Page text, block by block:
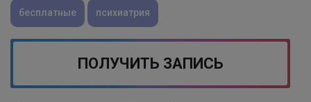
бесплатные психиатрия
ПОЛУЧИТЬ ЗАПИСЬ